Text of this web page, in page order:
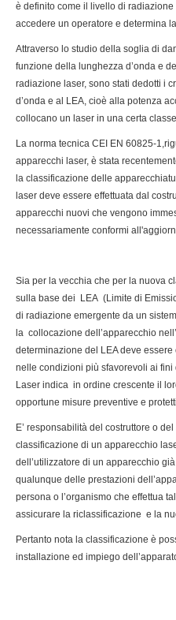
è definito come il livello di
accedere un operatore e determina
Attraverso lo studio della soglia di
funzione della lunghezza d’onda e
radiazione laser, sono stati dedotti i
d’onda e al LEA, cioè alla potenza
collocano un laser in una certa
La norma tecnica CEI EN 60825-
apparecchi laser, è stata
la classificazione delle
laser deve essere effettuata dal
apparecchi nuovi che vengono
necessariamente conformi
Sia per la vecchia che per la nuova
sulla base dei LEA (Limite di
di radiazione emergente da un
la collocazione dell’apparecchio
determinazione del LEA deve
nelle condizioni più sfavorevoli ai
Laser indica in ordine crescente il
opportune misure preventive e
E’ responsabilità del costruttore o
classificazione di un apparecchio
dell’utilizzatore di un apparecchio
qualunque delle prestazioni
persona o l’organismo che effettua
assicurare la riclassificazione e la
Pertanto nota la classificazione è
installazione ed impiego